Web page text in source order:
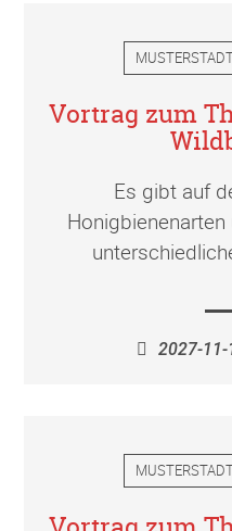
Vortrag zum
Es gibt auf
2027-